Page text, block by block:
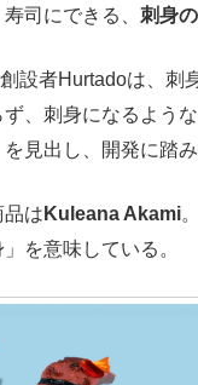
司にできる、 刺身
設者Hurtadoは、刺
、刺身になるよう
を見出し、開発に踏
品は Kuleana Akami
を意味している。